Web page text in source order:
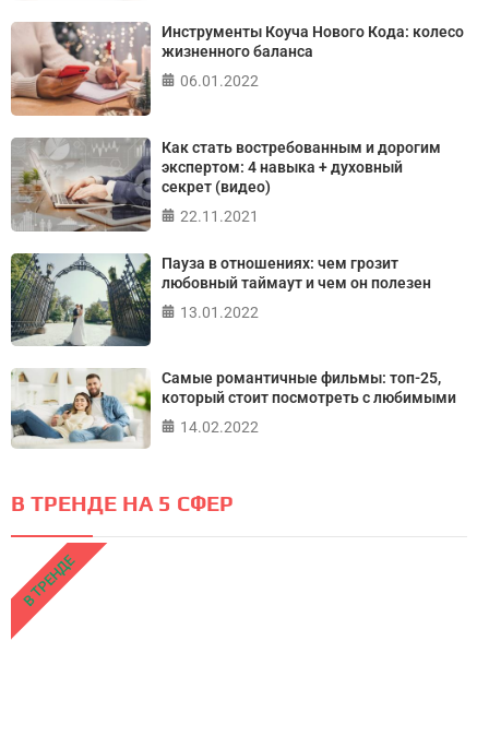
Инструменты Коуча Нового Кода: колесо
жизненного баланса
06.01.2022
Как стать востребованным и дорогим
экспертом: 4 навыка + духовный
секрет (видео)
22.11.2021
Пауза в отношениях: чем грозит
любовный таймаут и чем он полезен
13.01.2022
Самые романтичные фильмы: топ-25,
который стоит посмотреть с любимыми
14.02.2022
В ТРЕНДЕ НА 5 СФЕР
В ТРЕНДЕ